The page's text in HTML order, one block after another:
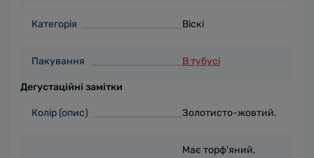
Категорія Віскі
Пакування В тубусі
Дегустаційні замітки
Колір (опис) Золотисто-жовтий.
Має торф'яний,